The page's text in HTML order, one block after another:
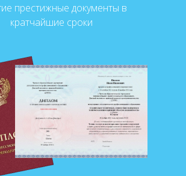
престижные документы в
кратчайшие сроки